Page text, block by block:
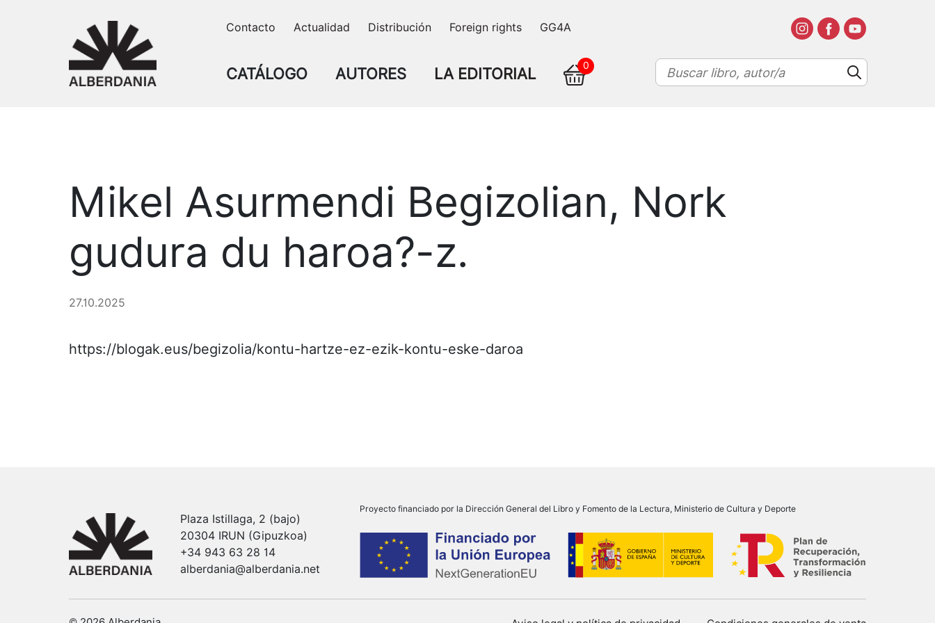
Contacto Actualidad Distribución Foreign rights GG4A
CATÁLOGO AUTORES LA EDITORIAL 0
Mikel Asurmendi Begizolian, Nork
gudura du haroa?-z.
27.10.2025
https://blogak.eus/begizolia/kontu-hartze-ez-ezik-kontu-eske-daroa
Plaza Istillaga, 2 (bajo)
20304 IRUN (Gipuzkoa)
+34 943 63 28 14
alberdania@alberdania.net
Proyecto financiado por la Dirección General del Libro y Fomento de la Lectura, Ministerio de Cultura y Deporte